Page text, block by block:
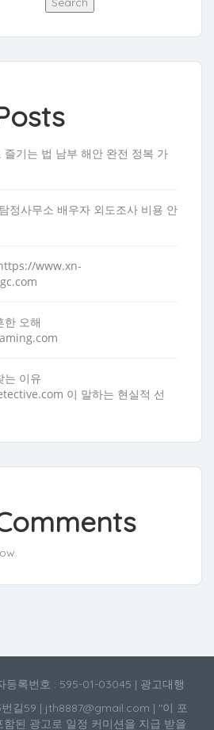
즐기는 법 남부 해안 완전 정복 가
정사무소 배우자 외도조사 비용 안
www.xn-
한 오해
는 이유
이 말하는 현실적 선
등록번호 : 595-01-03045 | 광고대행
길59 | jth8887@gmail.com | "이 포
된 광고로 일정 커미션을 지급 받을